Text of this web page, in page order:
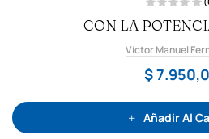
a
l
r
a
d
o
n
0
d
CON LA
Víctor Manuel
$
Añadir Al